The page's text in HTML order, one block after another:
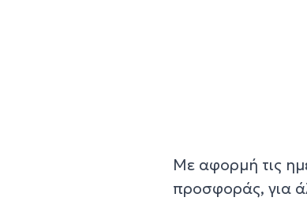
Με αφορμή τις
προσφοράς, για